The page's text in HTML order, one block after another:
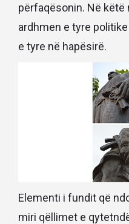
përfaqësonin. Në këtë
ardhmen e tyre
e tyre në hapësirë.
Elementi i fundit që
miri qëllimet e